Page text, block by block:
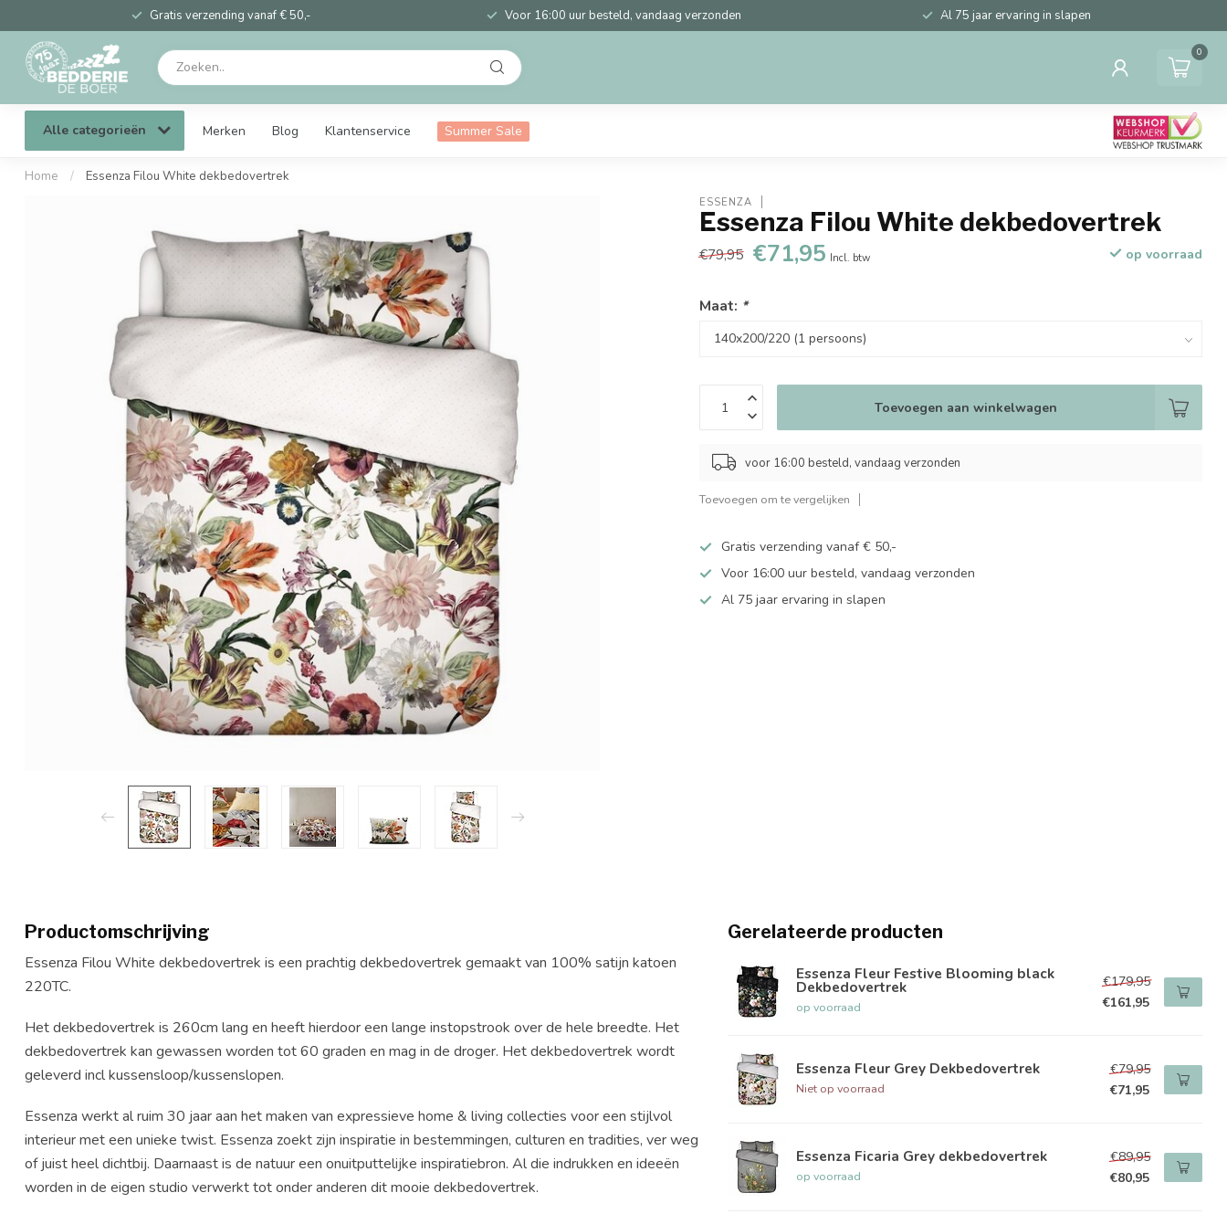
Gratis verzending vanaf € 50,- Voor 16:00 uur besteld, vandaag verzonden Al 75 jaar ervaring in slapen
0
Alle categorieën Merken Blog Klantenservice Summer Sale
Home / Essenza Filou White dekbedovertrek
ESSENZA
Essenza Filou White dekbedovertrek
€79,95 €71,95 Incl. btw op voorraad
Maat: *
Toevoegen aan winkelwagen
voor 16:00 besteld, vandaag verzonden
Toevoegen om te vergelijken
Gratis verzending vanaf € 50,-
Voor 16:00 uur besteld, vandaag verzonden
Al 75 jaar ervaring in slapen
Productomschrijving
Essenza Filou White dekbedovertrek is een prachtig dekbedovertrek gemaakt van 100% satijn katoen
220TC.
Het dekbedovertrek is 260cm lang en heeft hierdoor een lange instopstrook over de hele breedte. Het
dekbedovertrek kan gewassen worden tot 60 graden en mag in de droger. Het dekbedovertrek wordt
geleverd incl kussensloop/kussenslopen.
Essenza werkt al ruim 30 jaar aan het maken van expressieve home & living collecties voor een stijlvol
interieur met een unieke twist. Essenza zoekt zijn inspiratie in bestemmingen, culturen en tradities, ver weg
of juist heel dichtbij. Daarnaast is de natuur een onuitputtelijke inspiratiebron. Al die indrukken en ideeën
worden in de eigen studio verwerkt tot onder anderen dit mooie dekbedovertrek.
Gerelateerde producten
Essenza Fleur Festive Blooming black
Dekbedovertrek
op voorraad
€179,95
€161,95
Essenza Fleur Grey Dekbedovertrek
Niet op voorraad
€79,95
€71,95
Essenza Ficaria Grey dekbedovertrek
op voorraad
€89,95
€80,95